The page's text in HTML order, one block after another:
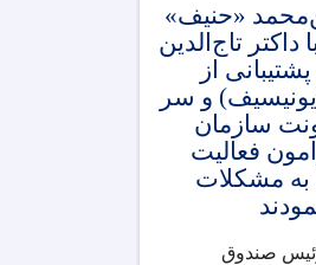
«حنیف»
داکتر تاج‌الدین
از
و سر
سازمان
فعالیت
مشکلات
رئیس صندوق